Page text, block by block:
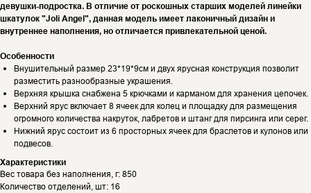
девушки-подростка. В отличие от роскошных старших моделей линейки
шкатулок "Joli Angel", данная модель имеет лаконичный дизайн и
внутреннее наполнения, но отличается привлекательной ценой.
Особенности
Внушительный размер 23*19*9см и двух ярусная конструкция позволит
разместить разнообразные украшения.
Верхняя крышка снабжена 5 крючками и карманом для хранения цепочек.
Верхний ярус включает 8 ячеек для колец и площадку для размещения
огромного количества накруток, лабретов и штанг для пирсинга или серег.
Нижний ярус состоит из 6 просторных ячеек для браслетов и кулонов или
подвесов.
Характеристики
Вес товара без наполнения, г: 850
Количество отделений, шт: 16